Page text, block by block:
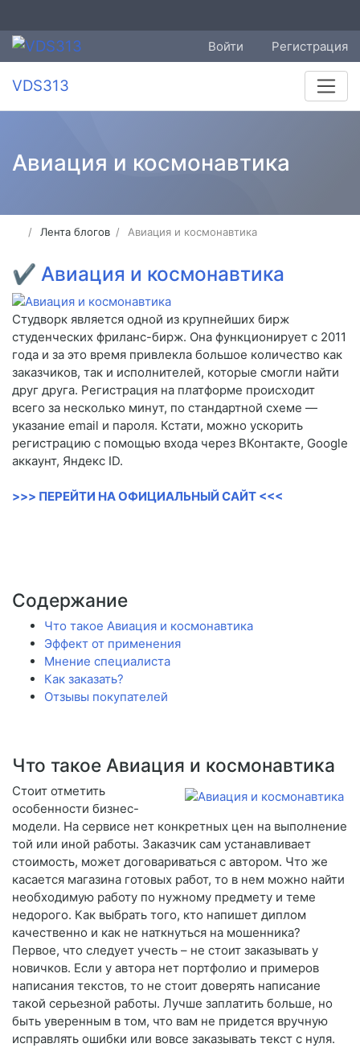
Войти Регистрация
VDS313
Авиация и космонавтика
Лента блогов Авиация и космонавтика
✔ Авиация и космонавтика
Студворк является одной из крупнейших бирж
студенческих фриланс-бирж. Она функционирует с 2011
года и за это время привлекла большое количество как
заказчиков, так и исполнителей, которые смогли найти
друг друга. Регистрация на платформе происходит
всего за несколько минут, по стандартной схеме —
указание email и пароля. Кстати, можно ускорить
регистрацию с помощью входа через ВКонтакте, Google
аккаунт, Яндекс ID.
>>> ПЕРЕЙТИ НА ОФИЦИАЛЬНЫЙ САЙТ <<<
Содержание
Что такое Авиация и космонавтика
Эффект от применения
Мнение специалиста
Как заказать?
Отзывы покупателей
Что такое Авиация и космонавтика
Стоит отметить
особенности бизнес-
модели. На сервисе нет конкретных цен на выполнение
той или иной работы. Заказчик сам устанавливает
стоимость, может договариваться с автором. Что же
касается магазина готовых работ, то в нем можно найти
необходимую работу по нужному предмету и теме
недорого. Как выбрать того, кто напишет диплом
качественно и как не наткнуться на мошенника?
Первое, что следует учесть – не стоит заказывать у
новичков. Если у автора нет портфолио и примеров
написания текстов, то не стоит доверять написание
такой серьезной работы. Лучше заплатить больше, но
быть уверенным в том, что вам не придется вручную
исправлять ошибки или вовсе заказывать текст с нуля.